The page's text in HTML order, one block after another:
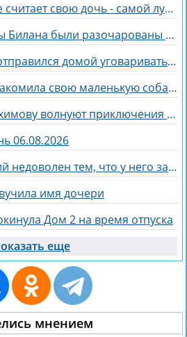
Дана Борисова не считает свою дочь - самой лучшей дочерью на свете
Поклонники Димы Билана были разочарованы его последним концертом
Егор Мельников отправился домой уговаривать родителей на знакомство с Вероникой Гракович
Катя Скалон познакомила свою маленькую собаку Еву с большим другом Женей
Почему Элину Рахимову волнуют приключения Ермаковой в шкафу
06.08.2026
Артём Рышковский недоволен тем, что у него забрали баллы в конкурсе "Человек года"
имя дочери
Дом 2 на время отпуска
еще
мнением